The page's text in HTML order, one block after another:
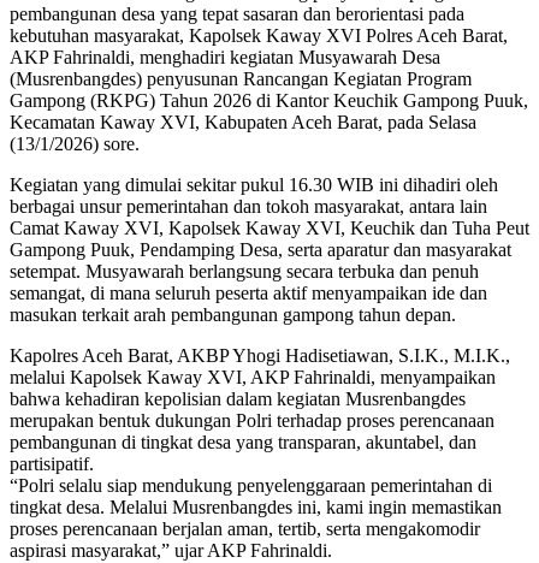
pembangunan desa yang tepat sasaran dan berorientasi pada
kebutuhan masyarakat, Kapolsek Kaway XVI Polres Aceh Barat,
AKP Fahrinaldi, menghadiri kegiatan Musyawarah Desa
(Musrenbangdes) penyusunan Rancangan Kegiatan Program
Gampong (RKPG) Tahun 2026 di Kantor Keuchik Gampong Puuk,
Kecamatan Kaway XVI, Kabupaten Aceh Barat, pada Selasa
(13/1/2026) sore.
Kegiatan yang dimulai sekitar pukul 16.30 WIB ini dihadiri oleh
berbagai unsur pemerintahan dan tokoh masyarakat, antara lain
Camat Kaway XVI, Kapolsek Kaway XVI, Keuchik dan Tuha Peut
Gampong Puuk, Pendamping Desa, serta aparatur dan masyarakat
setempat. Musyawarah berlangsung secara terbuka dan penuh
semangat, di mana seluruh peserta aktif menyampaikan ide dan
masukan terkait arah pembangunan gampong tahun depan.
Kapolres Aceh Barat, AKBP Yhogi Hadisetiawan, S.I.K., M.I.K.,
melalui Kapolsek Kaway XVI, AKP Fahrinaldi, menyampaikan
bahwa kehadiran kepolisian dalam kegiatan Musrenbangdes
merupakan bentuk dukungan Polri terhadap proses perencanaan
pembangunan di tingkat desa yang transparan, akuntabel, dan
partisipatif.
“Polri selalu siap mendukung penyelenggaraan pemerintahan di
tingkat desa. Melalui Musrenbangdes ini, kami ingin memastikan
proses perencanaan berjalan aman, tertib, serta mengakomodir
aspirasi masyarakat,” ujar AKP Fahrinaldi.